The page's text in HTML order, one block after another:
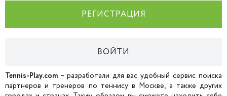
РЕГИСТРАЦИЯ
ВОЙТИ
Tennis-Play.com – разработали для вас удобный сервис поиска
партнеров и тренеров по теннису в Москве, а также других